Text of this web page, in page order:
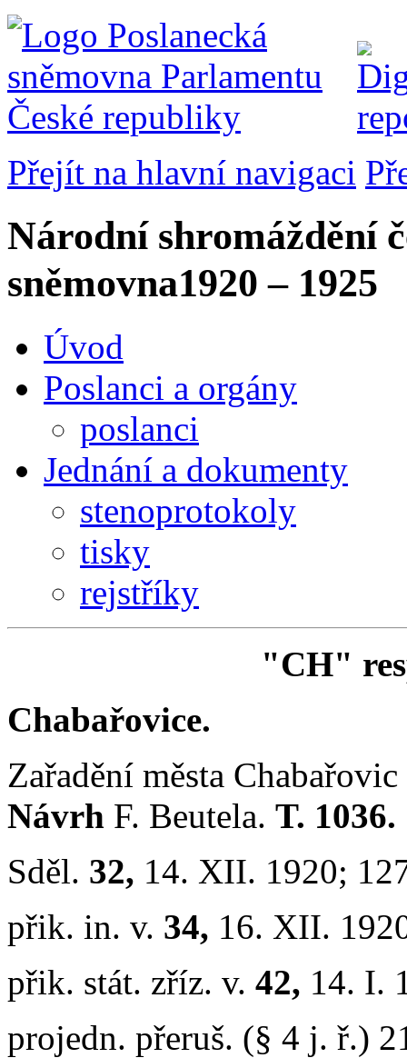
Přejít na hlavní navigaci
Národní shromáždění
sněmovna1920 – 1925
Úvod
Poslanci a orgány
poslanci
Jednání a dokumenty
stenoprotokoly
tisky
rejstříky
"CH"
Chabařovice.
Zařadění města
Návrh F. Beutela. T. 1036.
Sděl. 32, 14. XII. 1920;
přik. in. v. 34, 16. XII.
přik. stát. zříz. v. 42, 14. I.
projedn. přeruš. (§ 4 j. ř.)